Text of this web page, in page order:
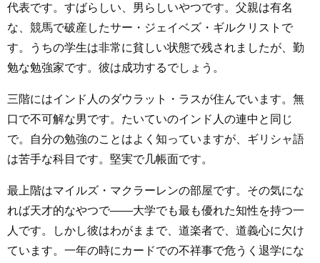
代表です。すばらしい、男らしいやつです。父親は有名
な、競馬で破産したサー・ジェイベズ・ギルクリストで
す。うちの学生は非常に貧しい状態で残されましたが、勤
勉な勉強家です。彼は成功するでしょう。
三階にはインド人のダウラット・ラスが住んでいます。無
口で不可解な男です。たいていのインド人の連中と同じ
で。自分の勉強のことはよく知っていますが、ギリシャ語
は苦手な科目です。堅実で几帳面です。
最上階はマイルズ・マクラーレンの部屋です。その気にな
れば天才的なやつで――大学でも最も優れた知性を持つ一
人です。しかし彼はわがままで、道楽者で、道義心に欠け
ています。一年の時にカードでの不祥事で危うく退学にな